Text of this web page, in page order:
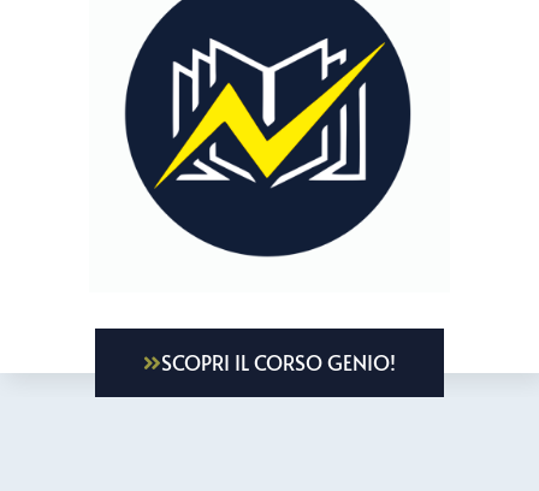
SCOPRI IL CORSO GENIO!